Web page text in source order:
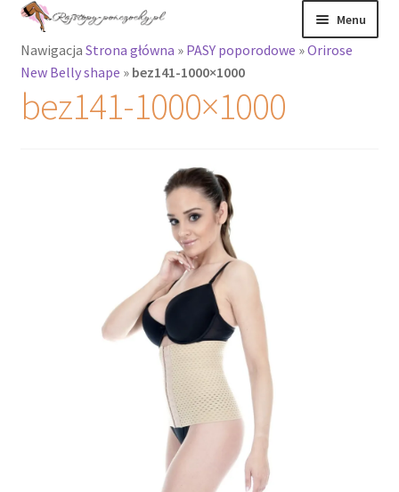
Przejdź
nawigacji
Przejdź
treści
Menu
Rajstopy
Rozwiń
menu
potomne
Rajstopy Orirose
Nawigacja Strona główna » PASY poporodowe »Orirose
New Belly shape » bez141-1000×1000
bez141-1000×1000